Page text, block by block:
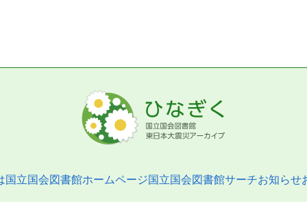
国立国会図書館ホームページ国立国会図書館サーチお知らせ